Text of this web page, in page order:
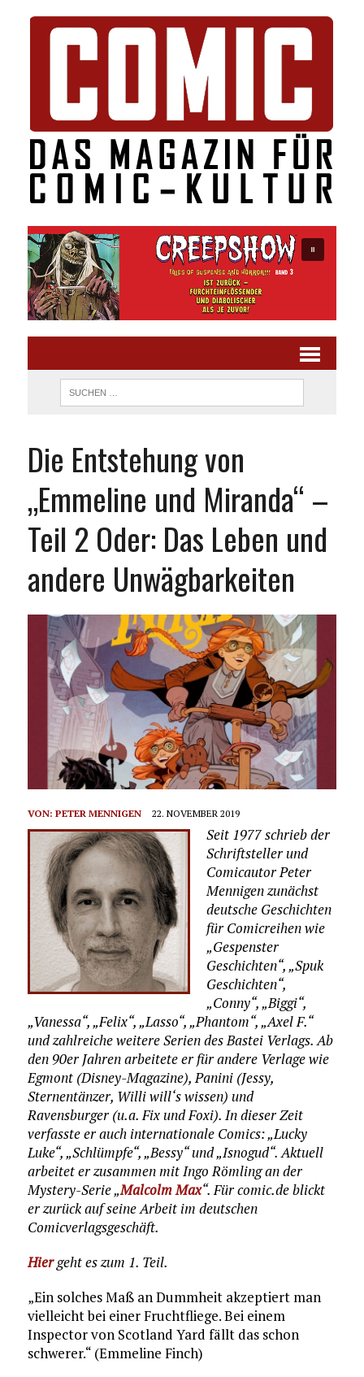
Die Entstehung von
„Emmeline und Miranda“ –
Teil 2 Oder: Das Leben und
andere Unwägbarkeiten
VON: PETER MENNIGEN 22. NOVEMBER 2019
Seit 1977 schrieb der
Schriftsteller und
Comicautor Peter
Mennigen zunächst
deutsche Geschichten
für Comicreihen wie
„Gespenster
Geschichten“, „Spuk
Geschichten“,
„Conny“, „Biggi“,
„Vanessa“, „Felix“, „Lasso“, „Phantom“, „Axel F.“
und zahlreiche weitere Serien des Bastei Verlags. Ab
den 90er Jahren arbeitete er für andere Verlage wie
Egmont (Disney-Magazine), Panini (Jessy,
Sternentänzer, Willi will‘s wissen) und
Ravensburger (u.a. Fix und Foxi). In dieser Zeit
verfasste er auch internationale Comics: „Lucky
Luke“, „Schlümpfe“, „Bessy“ und „Isnogud“. Aktuell
arbeitet er zusammen mit Ingo Römling an der
Mystery-Serie „Malcolm Max“. Für comic.de blickt
er zurück auf seine Arbeit im deutschen
Comicverlagsgeschäft.
Hiergeht es zum 1. Teil.
„Ein solches Maß an Dummheit akzeptiert man
vielleicht bei einer Fruchtfliege. Bei einem
Inspector von Scotland Yard fällt das schon
schwerer.“ (Emmeline Finch)